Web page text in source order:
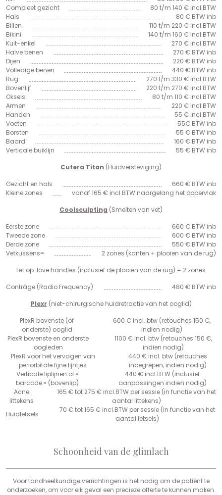
Compleet gezicht
80 t/m 140 € incl.BTW
Hals
80 € BTW inb
Billen
110 t/m 220 € incl.BTW
Bikini
140 t/m 160 € incl.BTW
Kuit-enkel
270 € incl.BTW
Halve benen
270 € BTW inb
Dijen
220 € BTW inb
Volledige benen
440 € BTW inb
Rug
270 t/m 330 € incl.BTW
Bovenlijf
220 t/m 270 € incl.BTW
Oksels
80 t/m 110 € incl.BTW
Armen
220 € incl.BTW
Handen
55 € incl.BTW
Voeten
55€ BTW inb
Borsten
55 € BTW inb
Baard
160 € BTW inb
Verticale buiklijn
55 € BTW inb
Cutera Titan (Huidversteviging)
Gezicht en hals
660 € BTW inb
Kleine zones
vanaf 165 € incl.BTW naargelang het oppervlak
Coolsculpting (Smelten van vet)
Eerste zone
660 € BTW inb
Tweede zone
600 € BTW inb
Derde zone
550 € BTW inb
Vetkussens=
2 zones (kanten + plooien van de rug)
Let op: love handles (inclusief de plooien van de rug) = 2 zones
Contrâge (Radio Frequency)
480 € BTW inb
Plexr (niet-chirurgische huidretractie van het ooglid)
PlexR bovenste (of
onderste) ooglid
600 € incl. btw (retouches 150 €,
indien nodig)
PlexR bovenste en onderste
oogleden
1100 € incl. btw (retouches 150 €,
indien nodig)
PlexR voor het vervagen van
periorbitale fijne lijntjes
440 € incl. btw (retouches
inbegrepen, indien nodig)
Verticale liplijnen of «
barcode » (bovenlip)
440 € incl.BTW (inclusief
aanpassingen indien nodig)
Acne
littekens
165 € tot 275 € incl.BTW per sessie (in functie van het
aantal littekens)
Huidletsels
70 € tot 165 € incl.BTW per sessie (in functie van het
aantal letsels)
Schoonheid van de glimlach
Voor tandheelkundige verrichtingen is het nodig om de patiënt te
onderzoeken, om voor elk geval een precieze offerte te kunnen maken.